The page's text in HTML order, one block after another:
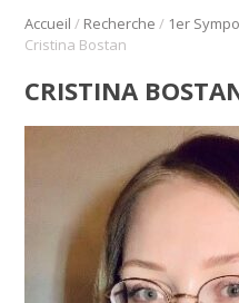
Accueil / Recherche /
Cristina Bostan
CRISTINA